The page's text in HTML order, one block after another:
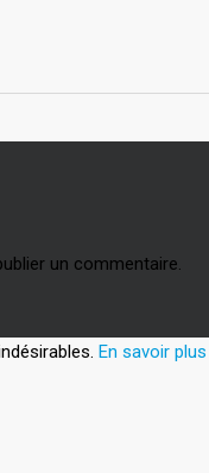
un commentaire.
En savoir